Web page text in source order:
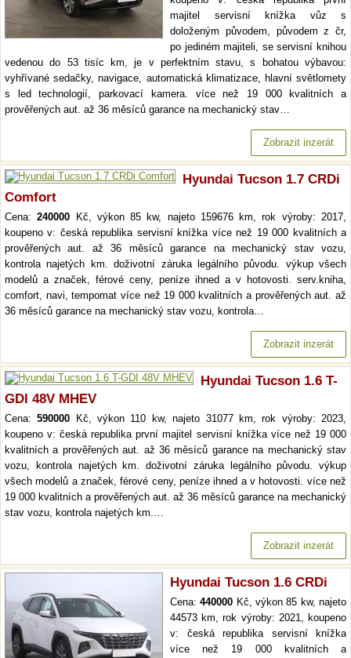
majitel servisní knížka vůz s
doloženým původem, původem z čr,
po jediném majiteli, se servisní knihou
vedenou do 53 tisíc km, je v perfektním stavu, s bohatou výbavou:
vyhřívané sedačky, navigace, automatická klimatizace, hlavní světlomety
s led technologií, parkovací kamera. více než 19 000 kvalitních a
prověřených aut. až 36 měsíců garance na mechanický stav…
Zobrazit inzerát
Hyundai Tucson 1.7 CRDi
Comfort
Cena:240000 Kč, výkon 85 kw, najeto 159676 km, rok výroby: 2017,
koupeno v: česká republika servisní knížka více než 19 000 kvalitních a
prověřených aut. až 36 měsíců garance na mechanický stav vozu,
kontrola najetých km. doživotní záruka legálního původu. výkup všech
modelů a značek, férové ceny, peníze ihned a v hotovosti. serv.kniha,
comfort, navi, tempomat více než 19 000 kvalitních a prověřených aut. až
36 měsíců garance na mechanický stav vozu, kontrola…
Zobrazit inzerát
Hyundai Tucson 1.6 T-
GDI 48V MHEV
Cena:590000 Kč, výkon 110 kw, najeto 31077 km, rok výroby: 2023,
koupeno v: česká republika první majitel servisní knížka více než 19 000
kvalitních a prověřených aut. až 36 měsíců garance na mechanický stav
vozu, kontrola najetých km. doživotní záruka legálního původu. výkup
všech modelů a značek, férové ceny, peníze ihned a v hotovosti. více než
19 000 kvalitních a prověřených aut. až 36 měsíců garance na mechanický
stav vozu, kontrola najetých km.…
Zobrazit inzerát
Hyundai Tucson 1.6 CRDi
Cena:440000 Kč, výkon 85 kw, najeto
44573 km, rok výroby: 2021, koupeno
v: česká republika servisní knížka
více než 19 000 kvalitních a